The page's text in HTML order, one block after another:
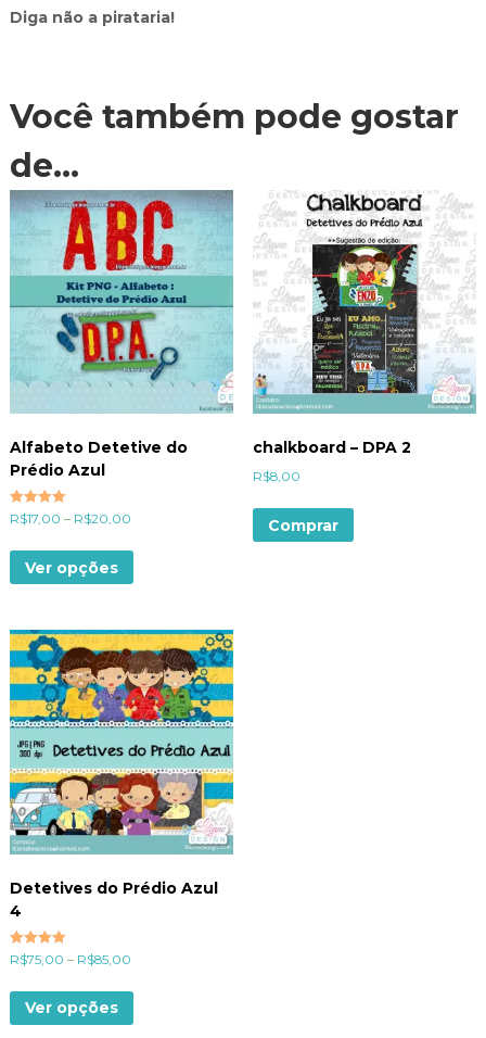
Diga não a pirataria!
Você também pode gostar
de…
Alfabeto Detetive do
Prédio Azul
Avaliação
5.00
R$17,00 – R$20,00
Ver opções
chalkboard – DPA 2
R$8,00
Comprar
Detetives do Prédio Azul
4
Avaliação
5.00
R$75,00 – R$85,00
Ver opções